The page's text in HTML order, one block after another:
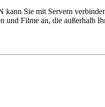
Sie mit Servern
Filme an, die außerhalb